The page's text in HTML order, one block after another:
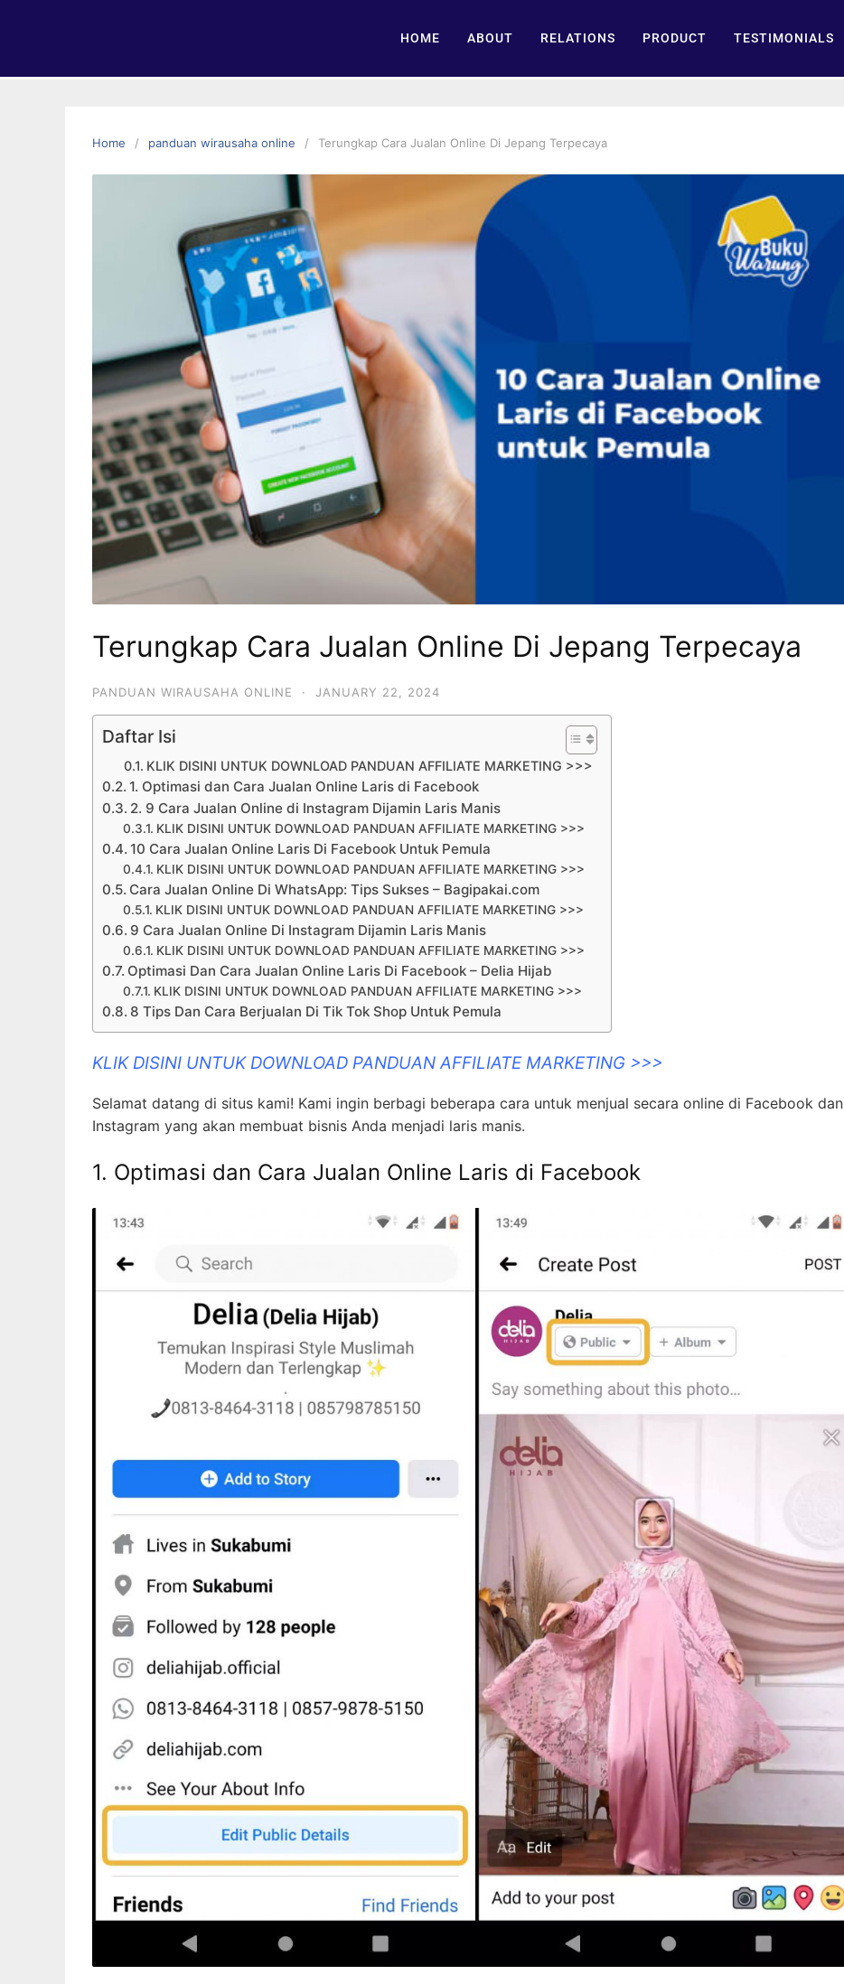
HOME ABOUT RELATIONS PRODUCT TESTIMONIALS
Home panduan wirausaha online Terungkap Cara Jualan Online Di Jepang Terpecaya
Terungkap Cara Jualan Online Di Jepang Terpecaya
PANDUAN WIRAUSAHA ONLINE · JANUARY 22, 2024
Daftar Isi
KLIK DISINI UNTUK DOWNLOAD PANDUAN AFFILIATE MARKETING >>>
1. Optimasi dan Cara Jualan Online Laris di Facebook
2. 9 Cara Jualan Online di Instagram Dijamin Laris Manis
KLIK DISINI UNTUK DOWNLOAD PANDUAN AFFILIATE MARKETING >>>
10 Cara Jualan Online Laris Di Facebook Untuk Pemula
KLIK DISINI UNTUK DOWNLOAD PANDUAN AFFILIATE MARKETING >>>
Cara Jualan Online Di WhatsApp: Tips Sukses – Bagipakai.com
KLIK DISINI UNTUK DOWNLOAD PANDUAN AFFILIATE MARKETING >>>
9 Cara Jualan Online Di Instagram Dijamin Laris Manis
KLIK DISINI UNTUK DOWNLOAD PANDUAN AFFILIATE MARKETING >>>
Optimasi Dan Cara Jualan Online Laris Di Facebook – Delia Hijab
KLIK DISINI UNTUK DOWNLOAD PANDUAN AFFILIATE MARKETING >>>
8 Tips Dan Cara Berjualan Di Tik Tok Shop Untuk Pemula
KLIK DISINI UNTUK DOWNLOAD PANDUAN AFFILIATE MARKETING >>>
Selamat datang di situs kami! Kami ingin berbagi beberapa cara untuk menjual secara online di Facebook dan
Instagram yang akan membuat bisnis Anda menjadi laris manis.
1. Optimasi dan Cara Jualan Online Laris di Facebook